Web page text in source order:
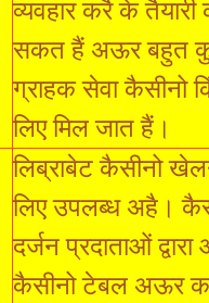
व्यवहार करै के
सकत हैं अऊर बहुत
ग्राहक सेवा कैसीनो
लिए मिल जात हैं।
लिब्राबेट कैसीनो
लिए उपलब्ध अहै।
दर्जन प्रदाताओं
कैसीनो टेबल अऊर